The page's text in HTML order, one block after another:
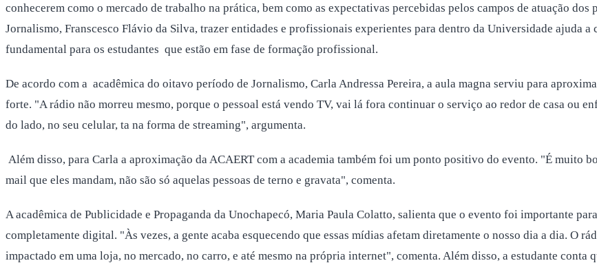
conhecerem como o mercado de trabalho na prática, bem como as expectativas percebidas pelos campos de atuação
Jornalismo, Franscesco Flávio da Silva, trazer entidades e profissionais experientes para dentro da Universidade ajuda
fundamental para os estudantes que estão em fase de formação profissional.
De acordo com a acadêmica do oitavo período de Jornalismo, Carla Andressa Pereira, a aula magna serviu para
forte. "A rádio não morreu mesmo, porque o pessoal está vendo TV, vai lá fora continuar o serviço ao redor de casa ou
do lado, no seu celular, ta na forma de streaming", argumenta.
Além disso, para Carla a aproximação da ACAERT com a academia também foi um ponto positivo do evento. "É muito
mail que eles mandam, não são só aquelas pessoas de terno e gravata", comenta.
A acadêmica de Publicidade e Propaganda da Unochapecó, Maria Paula Colatto, salienta que o evento foi importante
completamente digital. "Às vezes, a gente acaba esquecendo que essas mídias afetam diretamente o nosso dia a dia. O
impactado em uma loja, no mercado, no carro, e até mesmo na própria internet", comenta. Além disso, a estudante